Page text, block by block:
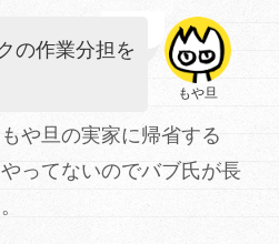
もや旦
の作業分担を
や旦の実家に帰省する
ってないのでバブ氏が長